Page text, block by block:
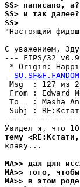
SS> написано,
SS> и так
SS>
"Hастоящий
С уважением,
--- FIPS/32
* Origin:
- SU.SF&F.FANDOM
From :
To   :
Subj :
тему
клаву...
MA>> дал для
MA>> того,
MA>> в этом